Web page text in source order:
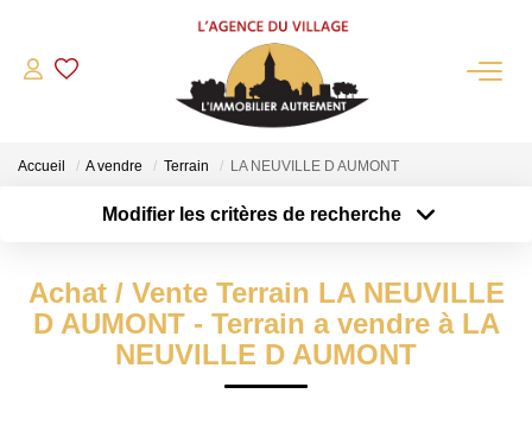
QUI SOMMES-NOUS?
L'agence
Notre Équipe
Nos Partenaires
NOS ACTUALITÉS
Accueil A vendre Terrain LA NEUVILLE D AUMONT
Modifier les critères de recherche
Sélectionnez...
Type de bien
Surface min
Achat / Vente Terrain LA NEUVILLE
D AUMONT - Terrain a vendre à LA
NEUVILLE D AUMONT